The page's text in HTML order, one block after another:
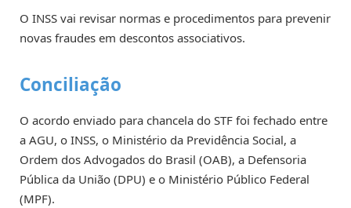
O INSS vai revisar normas e procedimentos para prevenir
novas fraudes em descontos associativos.
Conciliação
O acordo enviado para chancela do STF foi fechado entre
a AGU, o INSS, o Ministério da Previdência Social, a
Ordem dos Advogados do Brasil (OAB), a Defensoria
Pública da União (DPU) e o Ministério Público Federal
(MPF).